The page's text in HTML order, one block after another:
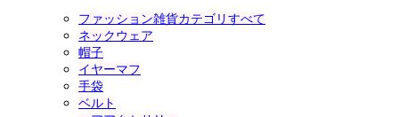
ファッション雑貨カテゴリすべて
ネックウェア
帽子
イヤーマフ
手袋
ベルト